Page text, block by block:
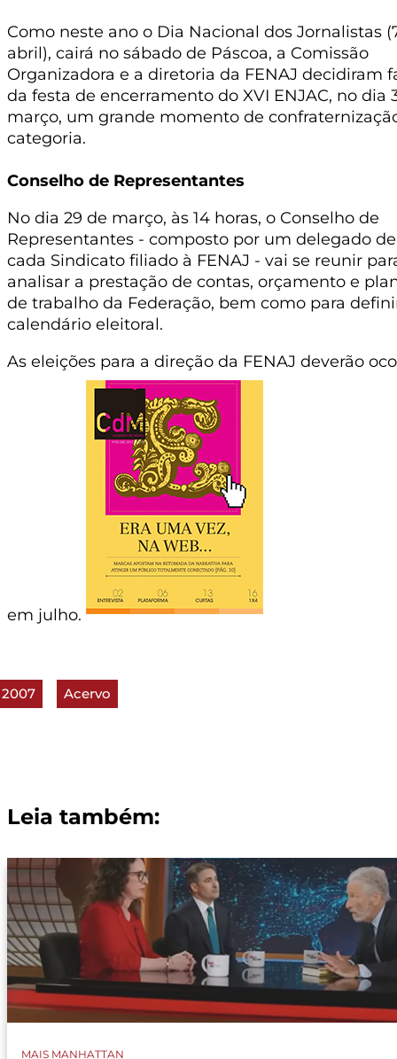
Como neste ano o Dia Nacional dos Jornalistas
abril), cairá no sábado de Páscoa, a Comissão
Organizadora e a diretoria da FENAJ decidiram
da festa de encerramento do XVI ENJAC, no dia
março, um grande momento de
categoria.
Conselho de Representantes
No dia 29 de março, às 14 horas, o Conselho de
Representantes - composto por um delegado de
cada Sindicato filiado à FENAJ - vai se reunir
analisar a prestação de contas, orçamento e
de trabalho da Federação, bem como para
calendário eleitoral.
As eleições para a direção da FENAJ deverão
em julho.
2007 Acervo
Leia também:
MAIS MANHATTAN